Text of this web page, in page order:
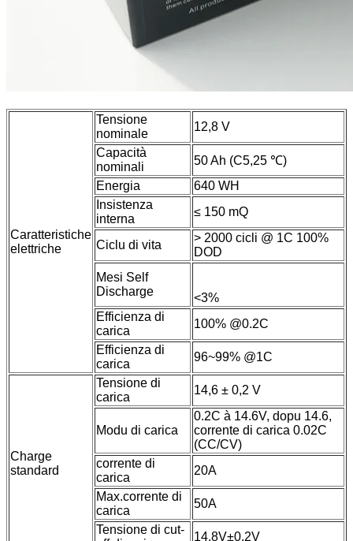
Caratteristiche
elettriche
Tensione
nominale
12,8 V
Capacità
nominali
50 Ah (C5,25 ℃)
Energia
640 WH
Insistenza
interna
≤ 150 mQ
Ciclu di vita
> 2000 cicli @ 1C 100%
DOD
Mesi Self
Discharge
<3%
Efficienza di
carica
100% @0.2C
Efficienza di
carica
96~99% @1C
Charge
standard
Tensione di
carica
14,6 ± 0,2 V
Modu di carica
0.2C à 14.6V, dopu 14.6,
corrente di carica 0.02C
(CC/CV)
corrente di
carica
20A
Max.corrente di
carica
50A
Tensione di cut-
14.8V±0.2V